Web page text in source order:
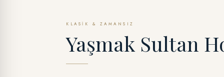
KLASIK & ZAMANSIZ
Yaşmak Sultan